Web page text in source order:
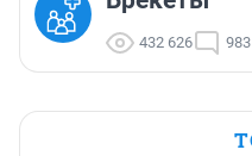
432 626 983